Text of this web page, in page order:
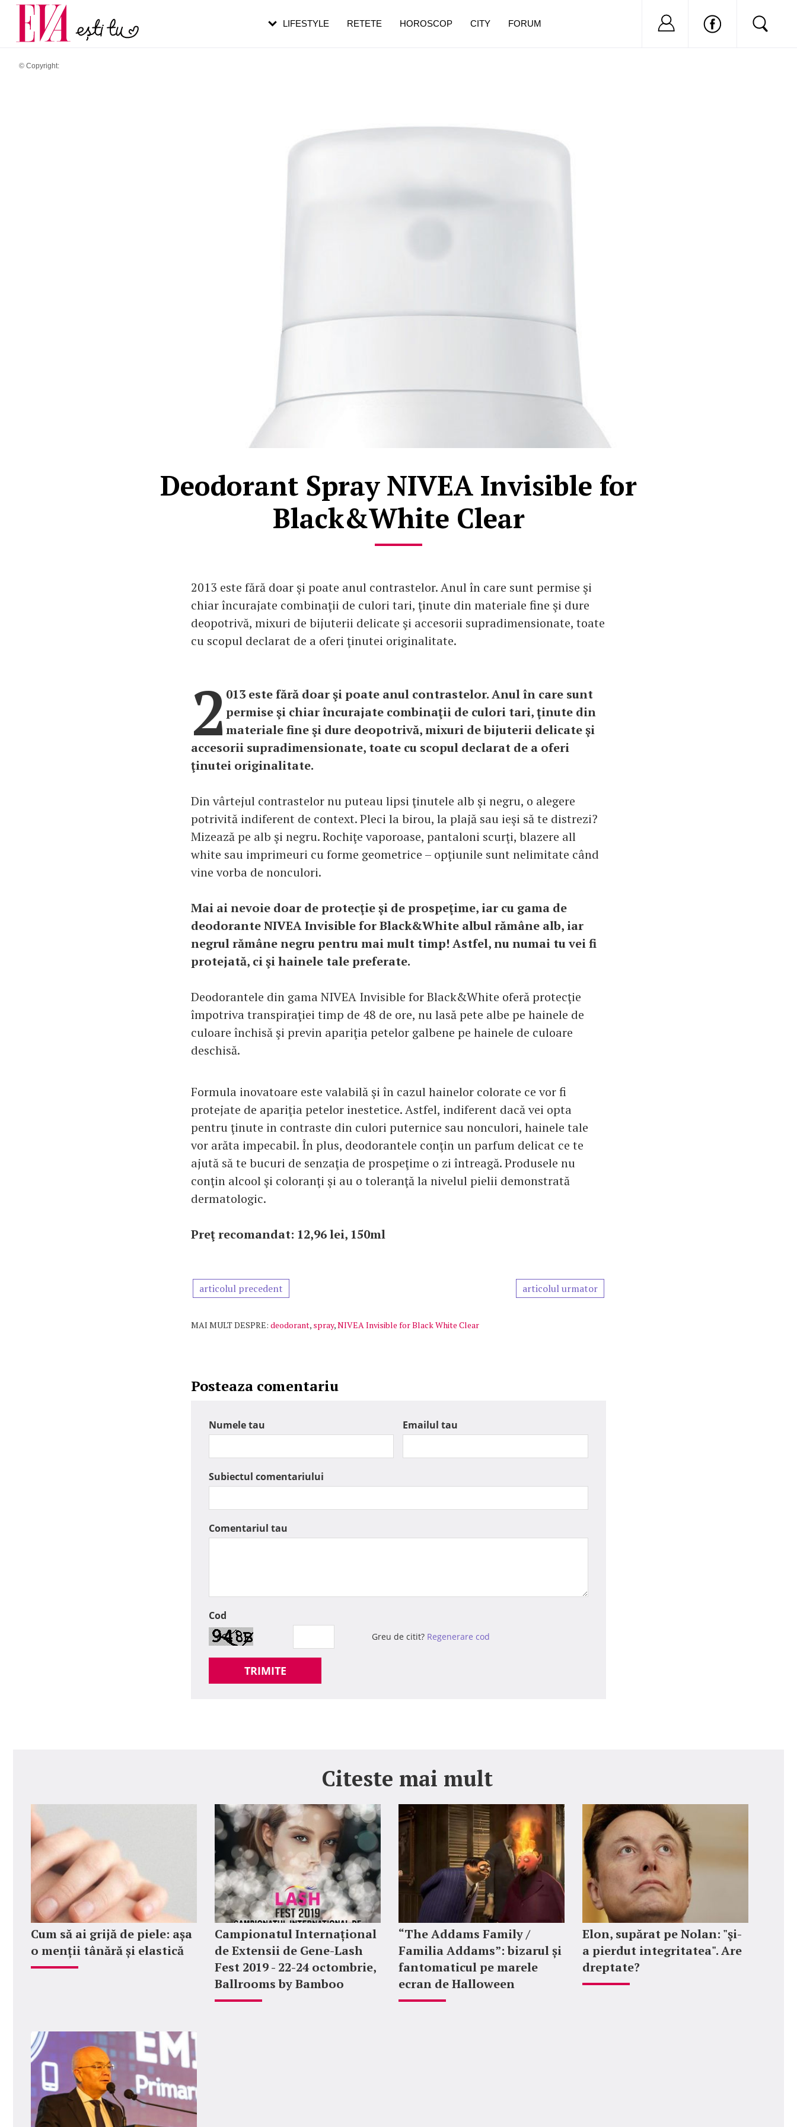
© Copyright:
Deodorant Spray NIVEA Invisible for
Black&White Clear
2013 este fără doar şi poate anul contrastelor. Anul în care sunt permise şi
chiar încurajate combinaţii de culori tari, ţinute din materiale fine şi dure
deopotrivă, mixuri de bijuterii delicate şi accesorii supradimensionate, toate
cu scopul declarat de a oferi ţinutei originalitate.
2 013 este fără doar şi poate anul contrastelor. Anul în care sunt
permise şi chiar încurajate combinaţii de culori tari, ţinute din
materiale fine şi dure deopotrivă, mixuri de bijuterii delicate şi
accesorii supradimensionate, toate cu scopul declarat de a oferi
ţinutei originalitate.
Din vârtejul contrastelor nu puteau lipsi ţinutele alb şi negru, o alegere
potrivită indiferent de context. Pleci la birou, la plajă sau ieşi să te distrezi?
Mizează pe alb şi negru. Rochiţe vaporoase, pantaloni scurţi, blazere all
white sau imprimeuri cu forme geometrice – opţiunile sunt nelimitate când
vine vorba de nonculori.
Mai ai nevoie doar de protecţie şi de prospeţime, iar cu gama de
deodorante NIVEA Invisible for Black&White albul rămâne alb, iar
negrul rămâne negru pentru mai mult timp! Astfel, nu numai tu vei fi
protejată, ci şi hainele tale preferate.
Deodorantele din gama NIVEA Invisible for Black&White oferă protecţie
împotriva transpiraţiei timp de 48 de ore, nu lasă pete albe pe hainele de
culoare închisă şi previn apariţia petelor galbene pe hainele de culoare
deschisă.
Formula inovatoare este valabilă şi în cazul hainelor colorate ce vor fi
protejate de apariţia petelor inestetice. Astfel, indiferent dacă vei opta
pentru ţinute in contraste din culori puternice sau nonculori, hainele tale
vor arăta impecabil. În plus, deodorantele conţin un parfum delicat ce te
ajută să te bucuri de senzaţia de prospeţime o zi întreagă. Produsele nu
conţin alcool şi coloranţi şi au o toleranţă la nivelul pielii demonstrată
dermatologic.
Preţ recomandat: 12,96 lei, 150ml
articolul precedent articolul urmator
MAI MULT DESPRE: deodorant, spray,NIVEA Invisible for Black White Clear
Posteaza comentariu
Numele tau Emailul tau
Subiectul comentariului
Comentariul tau
Cod
Greu de citit? Regenerare cod
TRIMITE
Citeste mai mult
Cum să ai grijă de piele: așa
o menții tânără și elastică
Campionatul Internațional
de Extensii de Gene-Lash
Fest 2019 - 22-24 octombrie,
Ballrooms by Bamboo
“The Addams Family /
Familia Addams”: bizarul și
fantomaticul pe marele
ecran de Halloween
Elon, supărat pe Nolan: "şi-
a pierdut integritatea". Are
dreptate?
LIFESTYLE RETETE HOROSCOP CITY FORUM Nu ai cont?
Carieră
Actualitate
pe măsură ce înaintezi în vârstă
de dureroasă este investigația